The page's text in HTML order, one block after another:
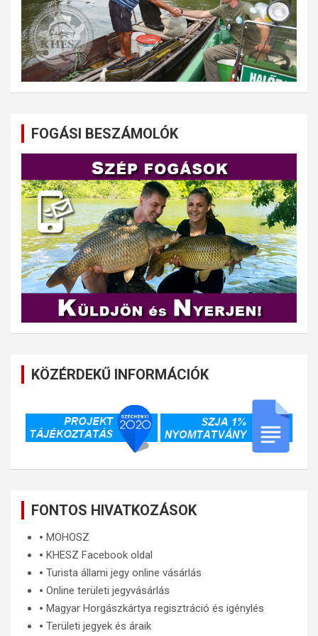
FOGÁSI BESZÁMOLÓK
KÖZÉRDEKŰ INFORMÁCIÓK
FONTOS HIVATKOZÁSOK
🞄 MOHOSZ
🞄 KHESZ Facebook oldal
🞄 Turista állami jegy online vásárlás
🞄 Online területi jegyvásárlás
🞄 Magyar Horgászkártya regisztráció és igénylés
🞄 Területi jegyek és áraik